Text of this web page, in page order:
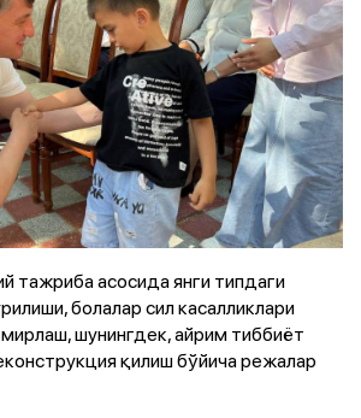
тажриба асосида янги типдаги
болалар сил касалликлари
шунингдек, айрим тиббиёт
қилиш бўйича режалар